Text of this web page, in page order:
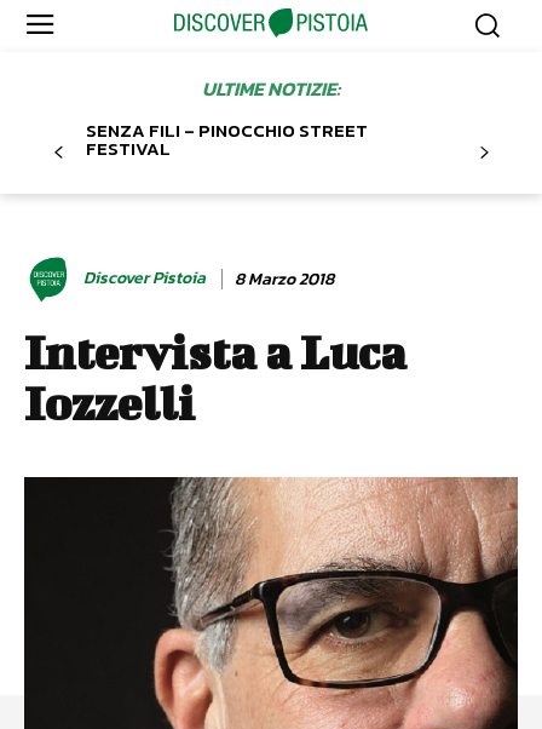
ULTIME NOTIZIE:
SENZA FILI – PINOCCHIO STREET
FESTIVAL
Discover Pistoia 8 Marzo 2018
Intervista a Luca
Iozzelli